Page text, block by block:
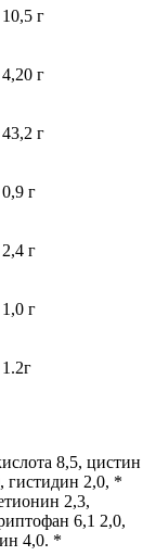
10,5 г
4,20 г
43,2 г
0,9 г
2,4 г
1,0 г
1.2г
8,5, цистин
гистидин 2,0, *
2,3,
6,1 2,0,
4,0. *